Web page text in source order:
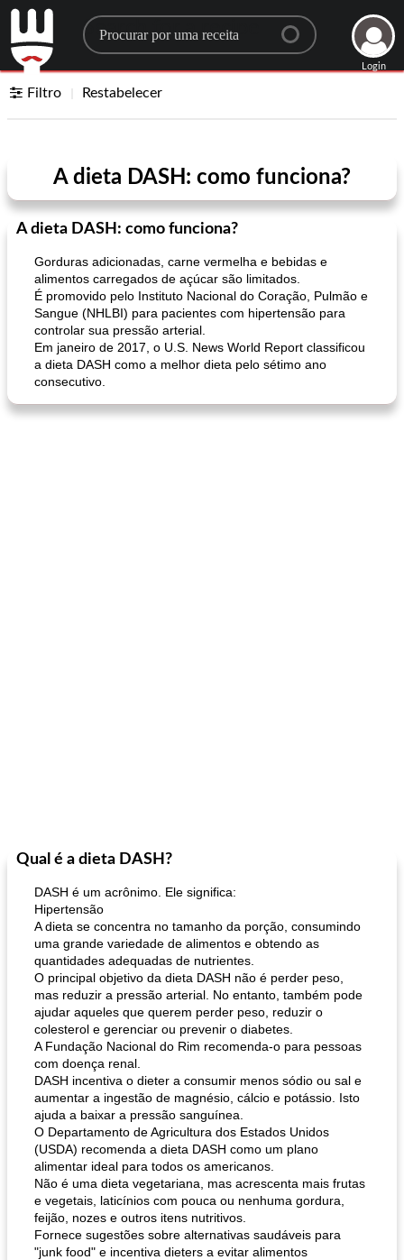
Search for a recipe
Login
Filtro Restabelecer
A dieta DASH: como funciona?
A dieta DASH: como funciona?
Gorduras adicionadas, carne vermelha e bebidas e
alimentos carregados de açúcar são limitados.
É promovido pelo Instituto Nacional do Coração, Pulmão e
Sangue (NHLBI) para pacientes com hipertensão para
controlar sua pressão arterial.
Em janeiro de 2017, o U.S. News World Report classificou
a dieta DASH como a melhor dieta pelo sétimo ano
consecutivo.
Qual é a dieta DASH?
DASH é um acrônimo. Ele significa:
Hipertensão
A dieta se concentra no tamanho da porção, consumindo
uma grande variedade de alimentos e obtendo as
quantidades adequadas de nutrientes.
O principal objetivo da dieta DASH não é perder peso,
mas reduzir a pressão arterial. No entanto, também pode
ajudar aqueles que querem perder peso, reduzir o
colesterol e gerenciar ou prevenir o diabetes.
A Fundação Nacional do Rim recomenda-o para pessoas
com doença renal.
DASH incentiva o dieter a consumir menos sódio ou sal e
aumentar a ingestão de magnésio, cálcio e potássio. Isto
ajuda a baixar a pressão sanguínea.
O Departamento de Agricultura dos Estados Unidos
(USDA) recomenda a dieta DASH como um plano
alimentar ideal para todos os americanos.
Não é uma dieta vegetariana, mas acrescenta mais frutas
e vegetais, laticínios com pouca ou nenhuma gordura,
feijão, nozes e outros itens nutritivos.
Fornece sugestões sobre alternativas saudáveis ​​para
"junk food" e incentiva dieters a evitar alimentos